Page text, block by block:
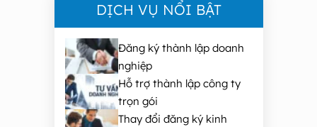
DỊCH VỤ NỔI BẬT
Đăng ký thành lập doanh
nghiệp
Hỗ trợ thành lập công ty
trọn gói
Thay đổi đăng ký kinh